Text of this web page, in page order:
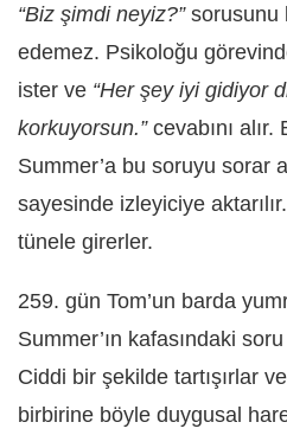
“Biz şimdi neyiz?”sorusunu
edemez. Psikoloğu
ister ve “Her şey iyi gidiyor
korkuyorsun.”cevabını
Summer’a bu soruyu sorar
sayesinde izleyiciye
tünele girerler.
259. gün Tom’un barda
Summer’ın kafasındaki
Ciddi bir şekilde tartışırlar
birbirine böyle duygusal